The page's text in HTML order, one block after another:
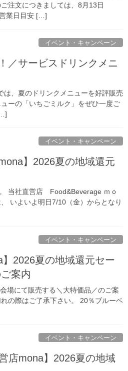
注文につきましては、8月13日
業日目安 […]
イベント・キャンペーン
／サービスドリンクメニ
、夏のドリンクメニューを好評販売
ーの「いちごミルク」をぜひ一度ご
イベント・キャンペーン
】2026夏の地域還元
当社直営店 Food&Beverage ｍｏ
いよいよ明日7/10（金）からとなり
イベント・キャンペーン
2026夏の地域還元セー
案内
場にて販売する＼大特価品／のご案
の際はご了承下さい。 20％ブルーベ
イベント・キャンペーン
店mona】2026夏の地域